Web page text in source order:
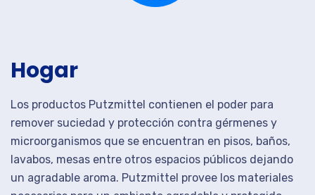
Hogar
Los productos Putzmittel contienen el poder para
remover suciedad y protección contra gérmenes y
microorganismos que se encuentran en pisos, baños,
lavabos, mesas entre otros espacios públicos dejando
un agradable aroma. Putzmittel provee los materiales